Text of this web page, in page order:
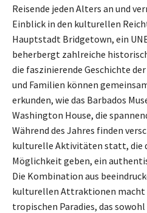
Reisende jeden Alters an und
Einblick in den kulturellen
Hauptstadt Bridgetown, ein
beherbergt zahlreiche
die faszinierende Geschichte
und Familien können
erkunden, wie das Barbados
Washington House, die
Während des Jahres finden
kulturelle Aktivitäten statt, die
Möglichkeit geben, ein
Die Kombination aus
kulturellen Attraktionen macht
tropischen Paradies, das